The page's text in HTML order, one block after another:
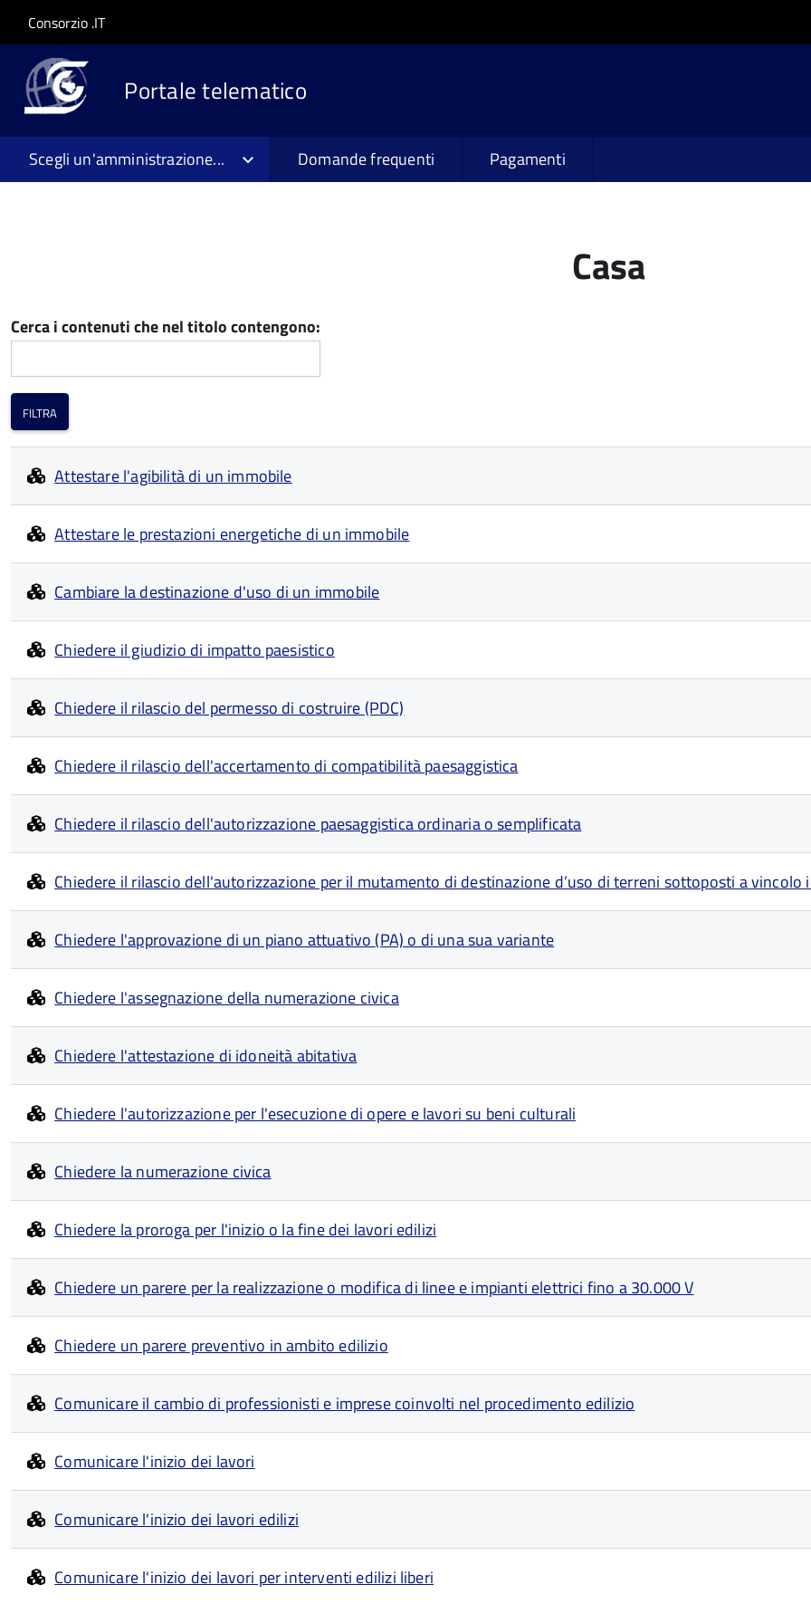
Salta al contenuto principale
Skip to site navigation
Consorzio .IT
Portale telematico
Scegli un'amministrazione... Domande frequenti Pagamenti
Casa
Cerca i contenuti che nel titolo contengono:
Attestare l'agibilità di un immobile
Attestare le prestazioni energetiche di un immobile
Cambiare la destinazione d'uso di un immobile
Chiedere il giudizio di impatto paesistico
Chiedere il rilascio del permesso di costruire (PDC)
Chiedere il rilascio dell'accertamento di compatibilità paesaggistica
Chiedere il rilascio dell'autorizzazione paesaggistica ordinaria o semplificata
Chiedere il rilascio dell'autorizzazione per il mutamento di destinazione d’uso di terreni sottoposti a vincolo
Chiedere l'approvazione di un piano attuativo (PA) o di una sua variante
Chiedere l'assegnazione della numerazione civica
Chiedere l'attestazione di idoneità abitativa
Chiedere l'autorizzazione per l'esecuzione di opere e lavori su beni culturali
Chiedere la numerazione civica
Chiedere la proroga per l'inizio o la fine dei lavori edilizi
Chiedere un parere per la realizzazione o modifica di linee e impianti elettrici fino a 30.000 V
Chiedere un parere preventivo in ambito edilizio
Comunicare il cambio di professionisti e imprese coinvolti nel procedimento edilizio
Comunicare l'inizio dei lavori
Comunicare l'inizio dei lavori edilizi
Comunicare l'inizio dei lavori per interventi edilizi liberi